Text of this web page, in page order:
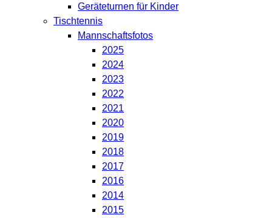
Geräteturnen für Kinder
Tischtennis
Mannschaftsfotos
2025
2024
2023
2022
2021
2020
2019
2018
2017
2016
2014
2015